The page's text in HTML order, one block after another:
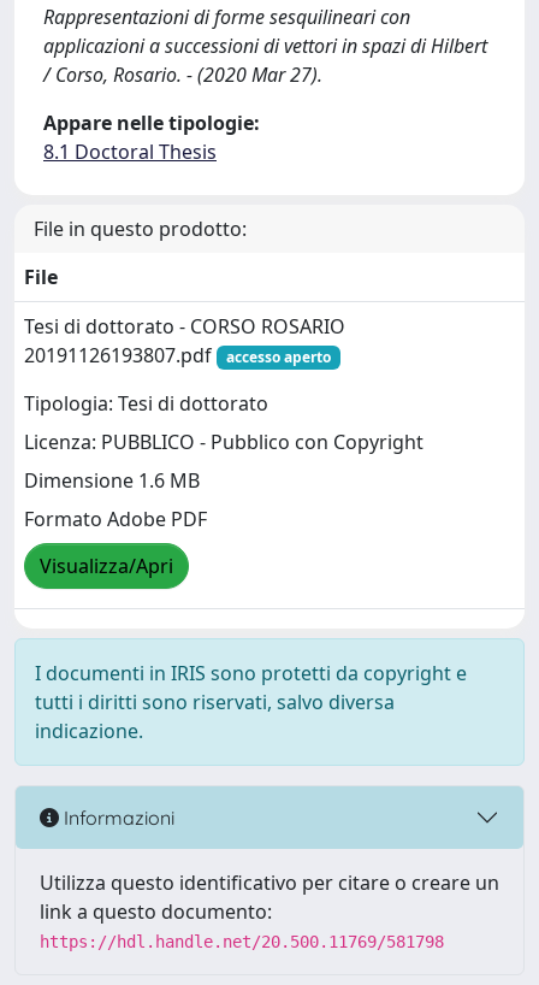
Rappresentazioni di forme sesquilineari con
applicazioni a successioni di vettori in spazi di Hilbert
/ Corso, Rosario. - (2020 Mar 27).
Appare nelle tipologie:
8.1 Doctoral Thesis
File in questo prodotto:
File
Tesi di dottorato - CORSO ROSARIO
20191126193807.pdf
accesso aperto
Tipologia: Tesi di dottorato
Licenza: PUBBLICO - Pubblico con Copyright
Dimensione 1.6 MB
Formato Adobe PDF
Visualizza/Apri
I documenti in IRIS sono protetti da copyright e
tutti i diritti sono riservati, salvo diversa
indicazione.
Informazioni
Utilizza questo identificativo per citare o creare un
link a questo documento:
https://hdl.handle.net/20.500.11769/581798